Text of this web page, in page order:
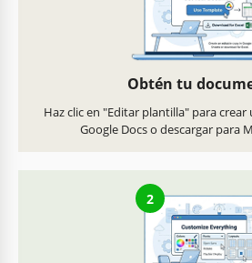
Obtén tu
Haz clic en "Editar plantilla" para
Google Docs o descargar para
2